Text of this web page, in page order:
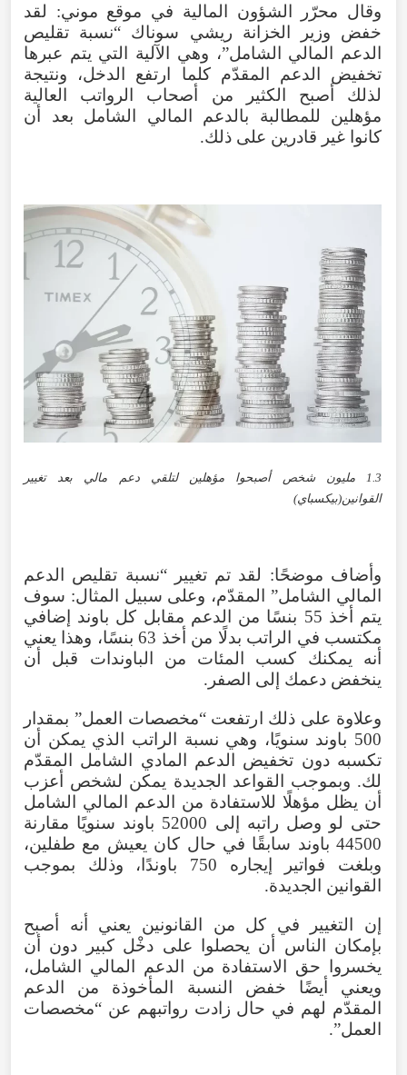
وقال محرّر الشؤون المالية في موقع موني: لقد
خفض وزير الخزانة ريشي سوناك “نسبة تقليص
الدعم المالي الشامل”، وهي الآلية التي يتم عبرها
تخفيض الدعم المقدّم كلما ارتفع الدخل، ونتيجة
لذلك أصبح الكثير من أصحاب الرواتب العالية
مؤهلين للمطالبة بالدعم المالي الشامل بعد أن
كانوا غير قادرين على ذلك.
1.3 مليون شخص أصبحوا مؤهلين لتلقي دعم مالي بعد تغيير
القوانين(بيكسباي)
وأضاف موضحًا: لقد تم تغيير “نسبة تقليص الدعم
المالي الشامل” المقدّم، وعلى سبيل المثال: سوف
يتم أخذ 55 بنسًا من الدعم مقابل كل باوند إضافي
مكتسب في الراتب بدلًا من أخذ 63 بنسًا، وهذا يعني
أنه يمكنك كسب المئات من الباوندات قبل أن
ينخفض دعمك إلى الصفر.
وعلاوة على ذلك ارتفعت “مخصصات العمل” بمقدار
500 باوند سنويًا، وهي نسبة الراتب الذي يمكن أن
تكسبه دون تخفيض الدعم المادي الشامل المقدّم
لك. وبموجب القواعد الجديدة يمكن لشخص أعزب
أن يظل مؤهلًا للاستفادة من الدعم المالي الشامل
حتى لو وصل راتبه إلى 52000 باوند سنويًا مقارنة
44500 باوند سابقًا في حال كان يعيش مع طفلين،
وبلغت فواتير إيجاره 750 باوندًا، وذلك بموجب
القوانين الجديدة.
إن التغيير في كل من القانونين يعني أنه أصبح
بإمكان الناس أن يحصلوا على دخْل كبير دون أن
يخسروا حق الاستفادة من الدعم المالي الشامل،
ويعني أيضًا خفض النسبة المأخوذة من الدعم
المقدّم لهم في حال زادت رواتبهم عن “مخصصات
العمل”.